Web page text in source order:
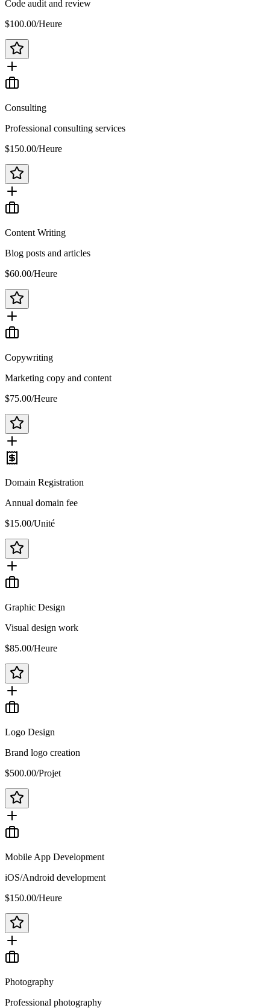
Code audit and review
$100.00/Heure
Consulting
Professional consulting services
$150.00/Heure
Content Writing
Blog posts and articles
$60.00/Heure
Copywriting
Marketing copy and content
$75.00/Heure
Domain Registration
Annual domain fee
$15.00/Unité
Graphic Design
Visual design work
$85.00/Heure
Logo Design
Brand logo creation
$500.00/Projet
Mobile App Development
iOS/Android development
$150.00/Heure
Photography
Professional photography